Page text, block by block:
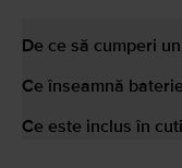
De ce să cumperi
Ce înseamnă
Ce este inclus în